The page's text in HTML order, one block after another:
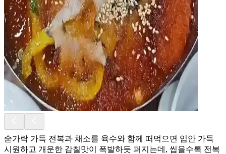
숟가락 가득 전복과 채소를 육수와 함께 떠먹으면 입안 가득
시원하고 개운한 감칠맛이 폭발하듯 퍼지는데, 씹을수록 전복